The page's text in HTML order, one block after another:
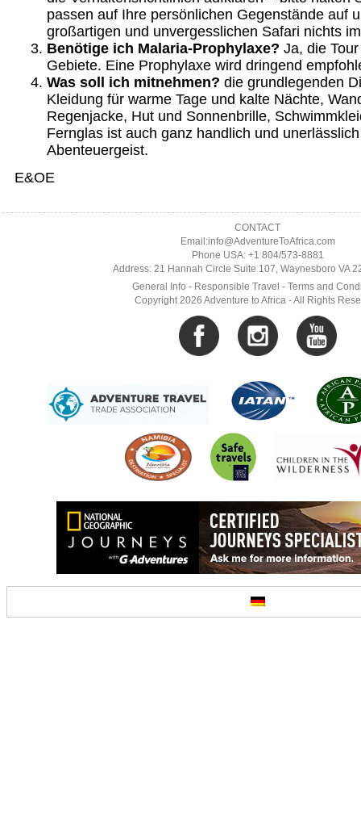
passen auf Ihre persönlichen Gegenstände auf
großartigen und unvergesslichen Safari nichts
Benötige ich Malaria-Prophylaxe?Ja, die
Gebiete. Eine Prophylaxe wird dringend
Was soll ich mitnehmen? die grundlegenden
Kleidung für warme Tage und kalte Nächte,
Regenjacke, Hut und Sonnenbrille,
Fernglas ist auch ganz handlich und
Abenteuergeist.
E&OE
CONTACT
Email:info@AdventureToAfrica.com
Phone USA: +1 804/573-8881
Address: 21 Hannah Circle Suite 107, Waynesboro VA
General Info - Responsible Travel - Terms and
Copyright 2026 Adventure to Africa - All Rights